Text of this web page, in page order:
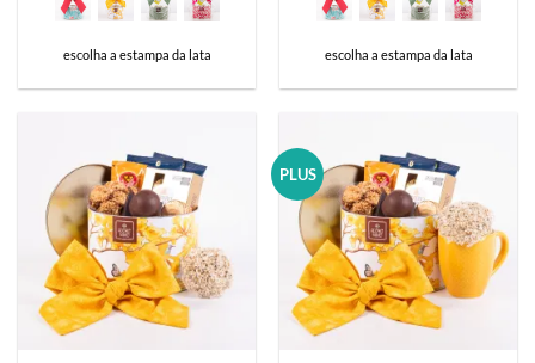
escolha a estampa da lata escolha a estampa da lata
PLUS